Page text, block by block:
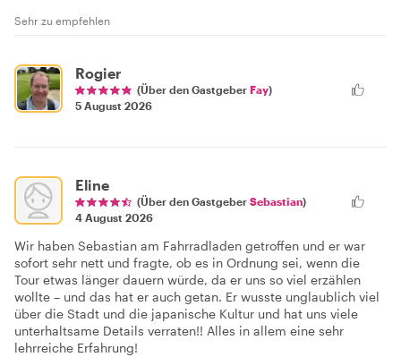
Sehr zu empfehlen
Rogier
(Über den Gastgeber Fay)
5 August 2026
Eline
(Über den Gastgeber Sebastian)
4 August 2026
Wir haben Sebastian am Fahrradladen getroffen und er war
sofort sehr nett und fragte, ob es in Ordnung sei, wenn die
Tour etwas länger dauern würde, da er uns so viel erzählen
wollte – und das hat er auch getan. Er wusste unglaublich viel
über die Stadt und die japanische Kultur und hat uns viele
unterhaltsame Details verraten!! Alles in allem eine sehr
lehrreiche Erfahrung!